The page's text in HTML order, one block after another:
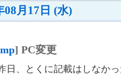
08月17日 (水)
] PC変更
日、とくに記載はしなか